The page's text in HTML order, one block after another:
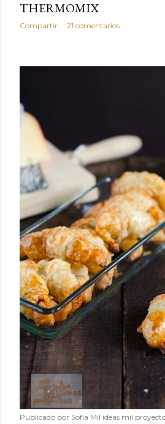
THERMOMIX
Compartir 21 comentarios
Publicado por Sofía Mil ideas mil